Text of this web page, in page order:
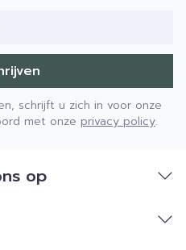
schrijft u zich in voor onze
met onze privacy policy.
op